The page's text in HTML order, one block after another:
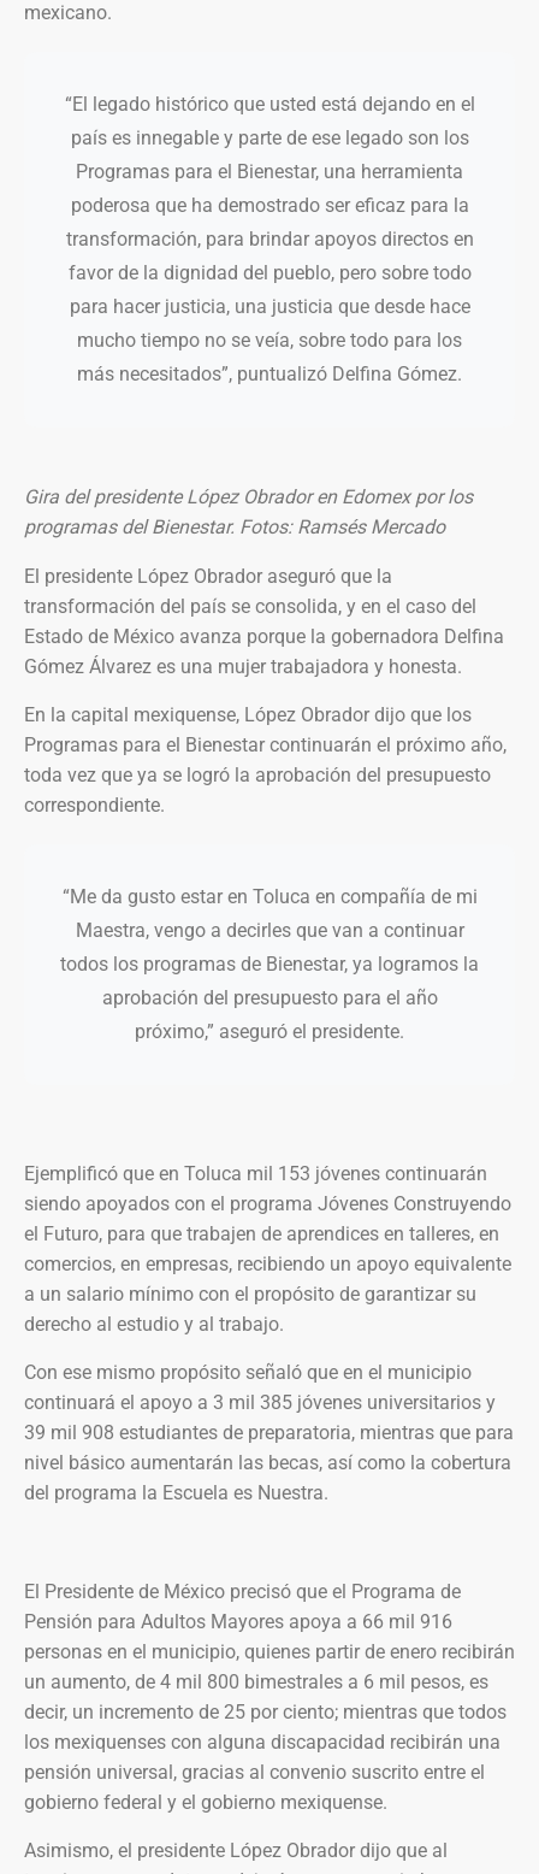
mexicano.
“El legado histórico que usted está dejando en el
país es innegable y parte de ese legado son los
Programas para el Bienestar, una herramienta
poderosa que ha demostrado ser eficaz para la
transformación, para brindar apoyos directos en
favor de la dignidad del pueblo, pero sobre todo
para hacer justicia, una justicia que desde hace
mucho tiempo no se veía, sobre todo para los
más necesitados”, puntualizó Delfina Gómez.
Gira del presidente López Obrador en Edomex por los
programas del Bienestar. Fotos: Ramsés Mercado
El presidente López Obrador aseguró que la
transformación del país se consolida, y en el caso del
Estado de México avanza porque la gobernadora Delfina
Gómez Álvarez es una mujer trabajadora y honesta.
En la capital mexiquense, López Obrador dijo que los
Programas para el Bienestar continuarán el próximo año,
toda vez que ya se logró la aprobación del presupuesto
correspondiente.
“Me da gusto estar en Toluca en compañía de mi
Maestra, vengo a decirles que van a continuar
todos los programas de Bienestar, ya logramos la
aprobación del presupuesto para el año
próximo,” aseguró el presidente.
Ejemplificó que en Toluca mil 153 jóvenes continuarán
siendo apoyados con el programa Jóvenes Construyendo
el Futuro, para que trabajen de aprendices en talleres, en
comercios, en empresas, recibiendo un apoyo equivalente
a un salario mínimo con el propósito de garantizar su
derecho al estudio y al trabajo.
Con ese mismo propósito señaló que en el municipio
continuará el apoyo a 3 mil 385 jóvenes universitarios y
39 mil 908 estudiantes de preparatoria, mientras que para
nivel básico aumentarán las becas, así como la cobertura
del programa la Escuela es Nuestra.
El Presidente de México precisó que el Programa de
Pensión para Adultos Mayores apoya a 66 mil 916
personas en el municipio, quienes partir de enero recibirán
un aumento, de 4 mil 800 bimestrales a 6 mil pesos, es
decir, un incremento de 25 por ciento; mientras que todos
los mexiquenses con alguna discapacidad recibirán una
pensión universal, gracias al convenio suscrito entre el
gobierno federal y el gobierno mexiquense.
Asimismo, el presidente López Obrador dijo que al